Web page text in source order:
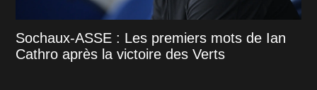
Sochaux-ASSE : Les premiers mots de Ian
Cathro après la victoire des Verts